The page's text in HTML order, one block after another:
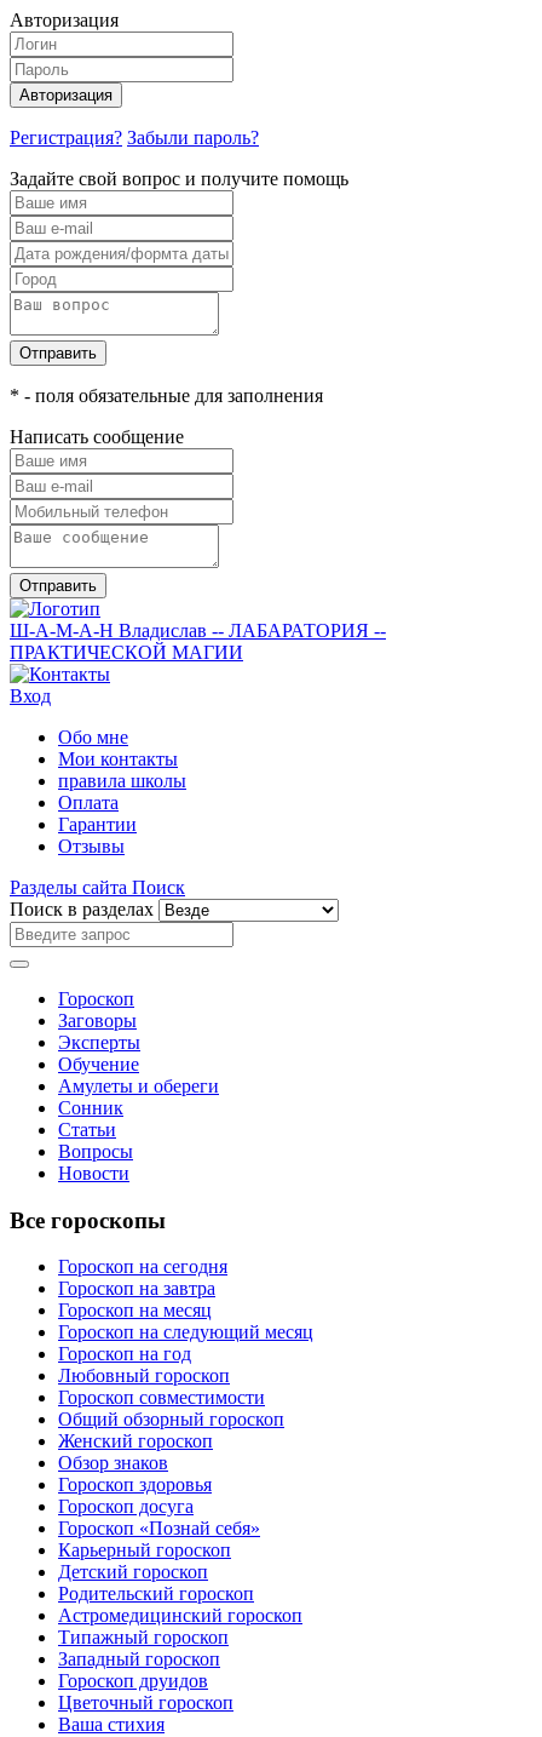
Авторизация
Авторизация
Регистрация? Забыли пароль?
Задайте свой вопрос и получите помощь
Отправить
* - поля обязательные для заполнения
Написать сообщение
Отправить
Ш-А-М-А-Н Владислав -- ЛАБАРАТОРИЯ --
ПРАКТИЧЕСКОЙ МАГИИ
Вход
Обо мне
Мои контакты
правила школы
Оплата
Гарантии
Отзывы
Разделы сайта Поиск
Поиск в разделах
Гороскоп
Заговоры
Эксперты
Обучение
Амулеты и обереги
Сонник
Статьи
Вопросы
Новости
Все гороскопы
Гороскоп на сегодня
Гороскоп на завтра
Гороскоп на месяц
Гороскоп на следующий месяц
Гороскоп на год
Любовный гороскоп
Гороскоп совместимости
Общий обзорный гороскоп
Женский гороскоп
Обзор знаков
Гороскоп здоровья
Гороскоп досуга
Гороскоп «Познай себя»
Карьерный гороскоп
Детский гороскоп
Родительский гороскоп
Астромедицинский гороскоп
Типажный гороскоп
Западный гороскоп
Гороскоп друидов
Цветочный гороскоп
Ваша стихия